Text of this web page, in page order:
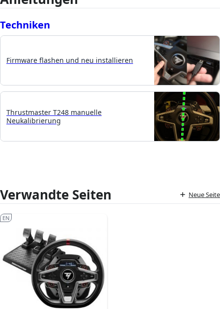
Techniken
Firmware flashen und neu installieren
Thrustmaster T248 manuelle
Neukalibrierung
Verwandte Seiten Neue Seite
EN